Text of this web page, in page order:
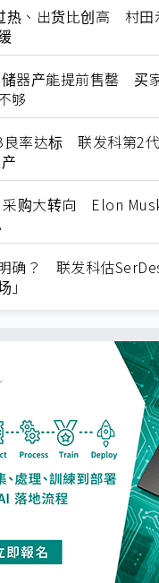
热、出货比创高 村田
器产能提前售罄 买
够
良率达标 联发科第2
采购大转向 Elon
确？ 联发科估